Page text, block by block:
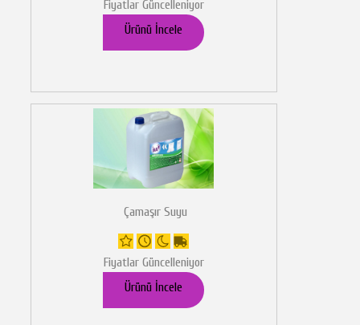
Fiyatlar Güncelleniyor
Ürünü İncele
Çamaşır Suyu
Fiyatlar Güncelleniyor
Ürünü İncele